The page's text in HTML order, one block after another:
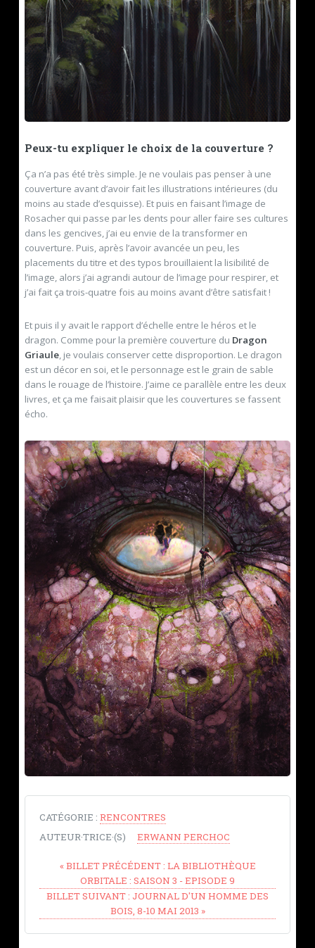
Peux-tu expliquer le choix de la couverture ?
Ça n’a pas été très simple. Je ne voulais pas penser à une
couverture avant d’avoir fait les illustrations intérieures (du
moins au stade d’esquisse). Et puis en faisant l’image de
Rosacher qui passe par les dents pour aller faire ses cultures
dans les gencives, j’ai eu envie de la transformer en
couverture. Puis, après l’avoir avancée un peu, les
placements du titre et des typos brouillaient la lisibilité de
l’image, alors j’ai agrandi autour de l’image pour respirer, et
j’ai fait ça trois-quatre fois au moins avant d’être satisfait !
Et puis il y avait le rapport d’échelle entre le héros et le
dragon. Comme pour la première couverture du Dragon
Griaule, je voulais conserver cette disproportion. Le dragon
est un décor en soi, et le personnage est le grain de sable
dans le rouage de l’histoire. J’aime ce parallèle entre les deux
livres, et ça me faisait plaisir que les couvertures se fassent
écho.
CATÉGORIE : RENCONTRES
AUTEUR·TRICE·(S)
ERWANN PERCHOC
« BILLET PRÉCÉDENT : LA BIBLIOTHÈQUE
ORBITALE : SAISON 3 - EPISODE 9
BILLET SUIVANT : JOURNAL D'UN HOMME DES
BOIS, 8-10 MAI 2013 »